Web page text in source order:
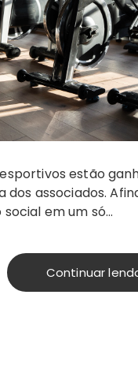
estão
associados.
em um só…
Continuar